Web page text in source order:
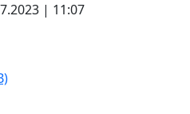
| 11:07